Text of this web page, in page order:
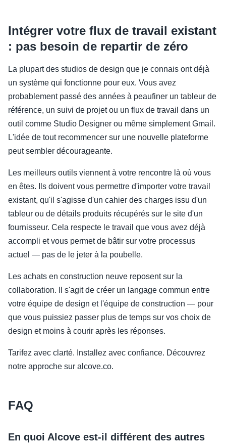
Intégrer votre flux de travail existant
: pas besoin de repartir de zéro
La plupart des studios de design que je connais ont déjà
un système qui fonctionne pour eux. Vous avez
probablement passé des années à peaufiner un tableur de
référence, un suivi de projet ou un flux de travail dans un
outil comme Studio Designer ou même simplement Gmail.
L'idée de tout recommencer sur une nouvelle plateforme
peut sembler décourageante.
Les meilleurs outils viennent à votre rencontre là où vous
en êtes. Ils doivent vous permettre d'importer votre travail
existant, qu'il s'agisse d'un cahier des charges issu d'un
tableur ou de détails produits récupérés sur le site d'un
fournisseur. Cela respecte le travail que vous avez déjà
accompli et vous permet de bâtir sur votre processus
actuel — pas de le jeter à la poubelle.
Les achats en construction neuve reposent sur la
collaboration. Il s'agit de créer un langage commun entre
votre équipe de design et l'équipe de construction — pour
que vous puissiez passer plus de temps sur vos choix de
design et moins à courir après les réponses.
Tarifez avec clarté. Installez avec confiance. Découvrez
notre approche sur alcove.co.
FAQ
En quoi Alcove est-il différent des autres